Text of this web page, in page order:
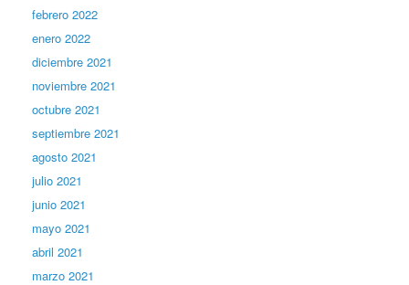
febrero 2022
enero 2022
diciembre 2021
noviembre 2021
octubre 2021
septiembre 2021
agosto 2021
julio 2021
junio 2021
mayo 2021
abril 2021
marzo 2021